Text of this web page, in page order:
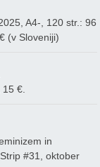
A4-, 120 str.: 96
(v Sloveniji)
€.
in
#31, oktober